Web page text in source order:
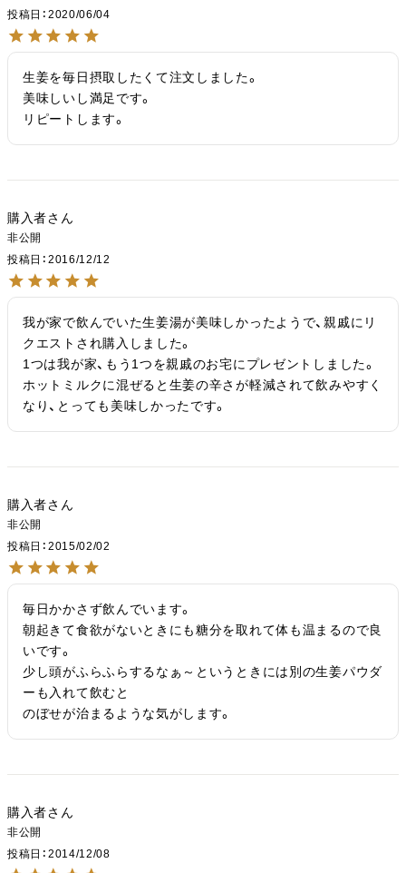
投稿日
2020/06/04
生姜を毎日摂取したくて注文しました。
美味しいし満足です。
リピートします。
購入者
非公開
投稿日
2016/12/12
我が家で飲んでいた生姜湯が美味しかったようで、親戚にリ
クエストされ購入しました。
1つは我が家、もう1つを親戚のお宅にプレゼントしました。
ホットミルクに混ぜると生姜の辛さが軽減されて飲みやすく
なり、とっても美味しかったです。
購入者
非公開
投稿日
2015/02/02
毎日かかさず飲んでいます。
朝起きて食欲がないときにも糖分を取れて体も温まるので良
いです。
少し頭がふらふらするなぁ～というときには別の生姜パウダ
ーも入れて飲むと
のぼせが治まるような気がします。
購入者
非公開
投稿日
2014/12/08